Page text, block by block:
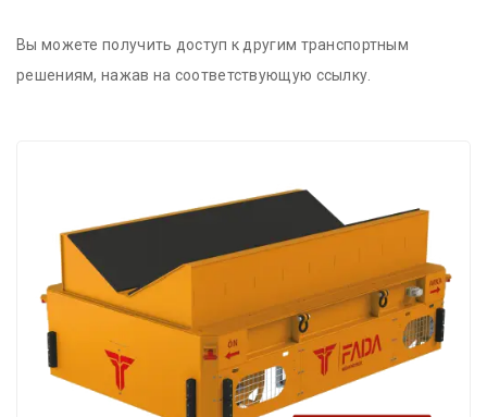
Вы можете получить доступ к другим транспортным
решениям, нажав на соответствующую ссылку.